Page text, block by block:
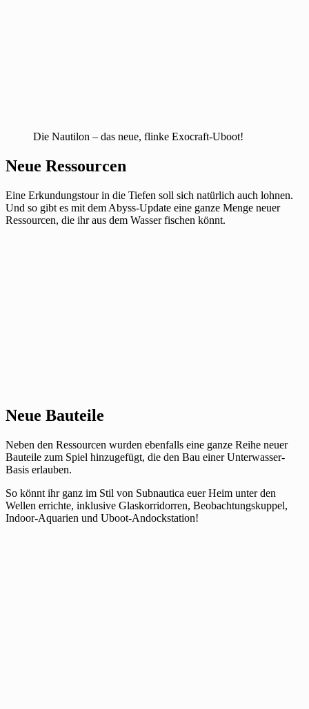
Die Nautilon – das neue, flinke Exocraft-Uboot!
Neue Ressourcen
Eine Erkundungstour in die Tiefen soll sich natürlich auch lohnen.
Und so gibt es mit dem Abyss-Update eine ganze Menge neuer
Ressourcen, die ihr aus dem Wasser fischen könnt.
Neue Bauteile
Neben den Ressourcen wurden ebenfalls eine ganze Reihe neuer
Bauteile zum Spiel hinzugefügt, die den Bau einer Unterwasser-
Basis erlauben.
So könnt ihr ganz im Stil von Subnautica euer Heim unter den
Wellen errichte, inklusive Glaskorridorren, Beobachtungskuppel,
Indoor-Aquarien und Uboot-Andockstation!